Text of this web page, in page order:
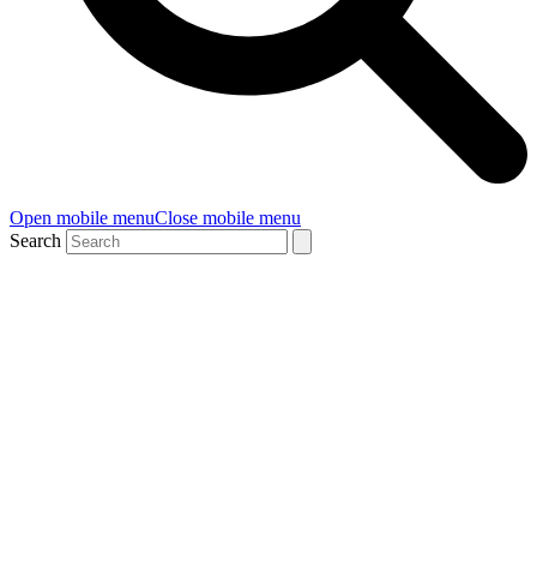
Open mobile menuClose mobile menu
Search